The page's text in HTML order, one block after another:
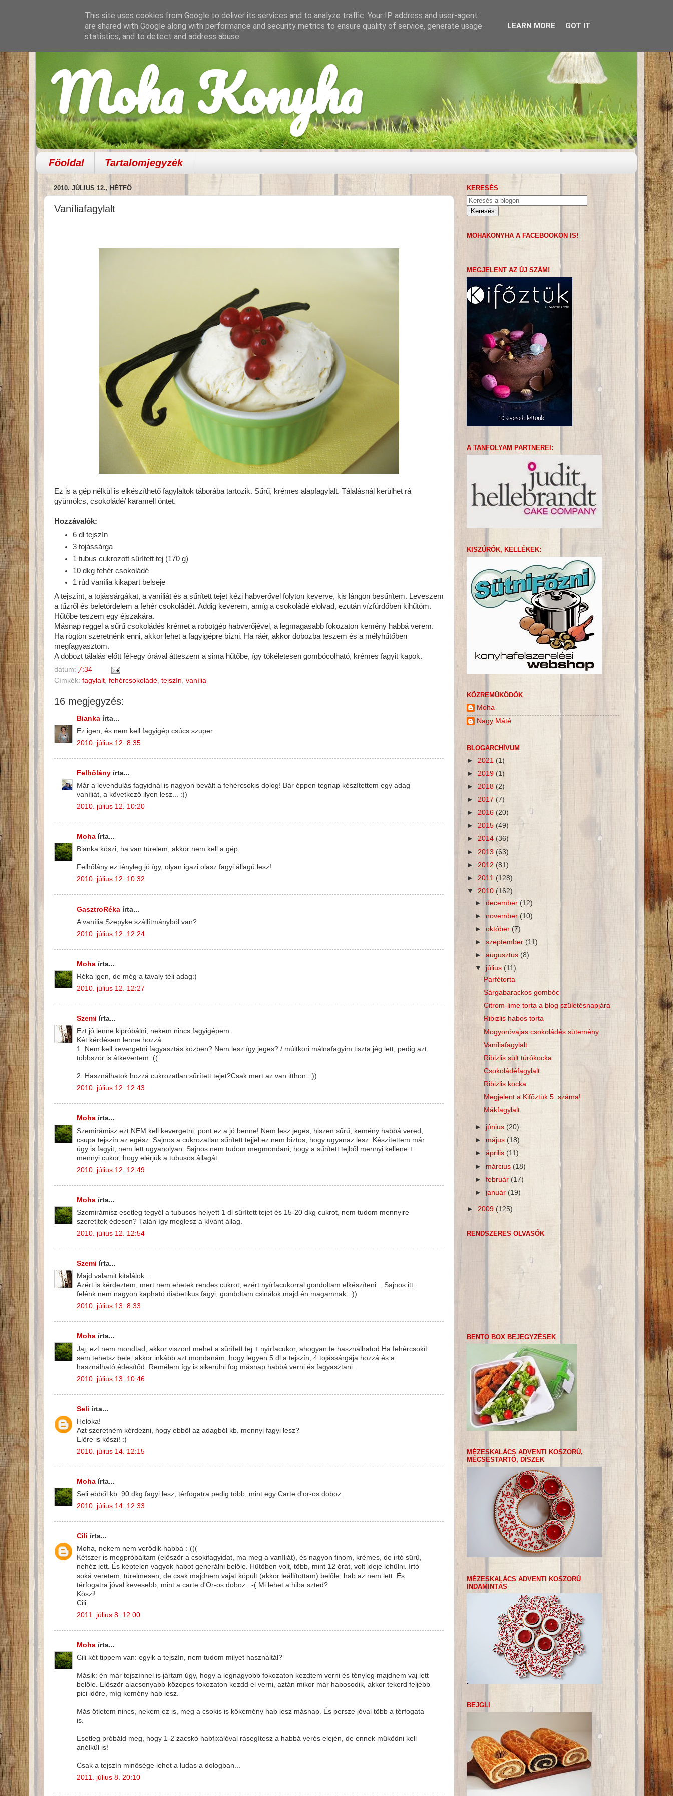
Moha Konyha
Főoldal Tartalomjegyzék
2010. JÚLIUS 12., HÉTFŐ
Vaníliafagylalt
Ez is a gép nélkül is elkészíthető fagylaltok táborába tartozik. Sűrű, krémes alapfagylalt. Tálalásnál kerülhet rá
gyümölcs, csokoládé/ karamell öntet.
Hozzávalók:
6 dl tejszín
3 tojássárga
1 tubus cukrozott sűrített tej (170 g)
10 dkg fehér csokoládé
1 rúd vanília kikapart belseje
A tejszínt, a tojássárgákat, a vaníliát és a sűrített tejet kézi habverővel folyton keverve, kis lángon besűrítem. Leveszem
a tűzről és beletördelem a fehér csokoládét. Addig keverem, amíg a csokoládé elolvad, ezután vízfürdőben kihűtöm.
Hűtőbe teszem egy éjszakára.
Másnap reggel a sűrű csokoládés krémet a robotgép habverőjével, a legmagasabb fokozaton kemény habbá verem.
Ha rögtön szeretnénk enni, akkor lehet a fagyigépre bízni. Ha ráér, akkor dobozba teszem és a mélyhűtőben
megfagyasztom.
A dobozt tálalás előtt fél-egy órával átteszem a sima hűtőbe, így tökéletesen gombócolható, krémes fagyit kapok.
dátum: 7:34
Címkék: fagylalt, fehércsokoládé, tejszín, vanília
16 megjegyzés:
Bianka írta...
Ez igen, és nem kell fagyigép csúcs szuper
2010. július 12. 8:35
Felhőlány írta...
Már a levendulás fagyidnál is nagyon bevált a fehércsokis dolog! Bár éppen tegnap készítettem egy adag
vaníliát, a következő ilyen lesz... :))
2010. július 12. 10:20
Moha írta...
Bianka köszi, ha van türelem, akkor nem kell a gép.
Felhőlány ez tényleg jó így, olyan igazi olasz fagyi állagú lesz!
2010. július 12. 10:32
GasztroRéka írta...
A vanília Szepyke szállítmányból van?
2010. július 12. 12:24
Moha írta...
Réka igen, de még a tavaly téli adag:)
2010. július 12. 12:27
Szemi írta...
Ezt jó lenne kipróbálni, nekem nincs fagyigépem.
Két kérdésem lenne hozzá:
1. Nem kell kevergetni fagyasztás közben? Nem lesz így jeges? / múltkori málnafagyim tiszta jég lett, pedig azt
többször is átkevertem :((
2. Használhatok hozzá cukrozatlan sűrített tejet?Csak mert az van itthon. :))
2010. július 12. 12:43
Moha írta...
Szemirámisz ezt NEM kell kevergetni, pont ez a jó benne! Nem lesz jeges, hiszen sűrű, kemény habbá vered,
csupa tejszín az egész. Sajnos a cukrozatlan sűrített tejjel ez nem biztos, hogy ugyanaz lesz. Készítettem már
úgy is fagyit, nem lett ugyanolyan. Sajnos nem tudom megmondani, hogy a sűrített tejből mennyi kellene +
mennyi cukor, hogy elérjük a tubusos állagát.
2010. július 12. 12:49
Moha írta...
Szemirámisz esetleg tegyél a tubusos helyett 1 dl sűrített tejet és 15-20 dkg cukrot, nem tudom mennyire
szeretitek édesen? Talán így meglesz a kívánt állag.
2010. július 12. 12:54
Szemi írta...
Majd valamit kitalálok...
Azért is kérdeztem, mert nem ehetek rendes cukrot, ezért nyírfacukorral gondoltam elkészíteni... Sajnos itt
felénk nem nagyon kapható diabetikus fagyi, gondoltam csinálok majd én magamnak. :))
2010. július 13. 8:33
Moha írta...
Jaj, ezt nem mondtad, akkor viszont mehet a sűrített tej + nyírfacukor, ahogyan te használhatod.Ha fehércsokit
sem tehetsz bele, akkor inkább azt mondanám, hogy legyen 5 dl a tejszín, 4 tojássárgája hozzá és a
használható édesítőd. Remélem így is sikerülni fog másnap habbá verni és fagyasztani.
2010. július 13. 10:46
Seli írta...
Heloka!
Azt szeretném kérdezni, hogy ebből az adagból kb. mennyi fagyi lesz?
Előre is köszi! :)
2010. július 14. 12:15
Moha írta...
Seli ebből kb. 90 dkg fagyi lesz, térfogatra pedig több, mint egy Carte d'or-os doboz.
2010. július 14. 12:33
Cili írta...
Moha, nekem nem verődik habbá :-(((
Kétszer is megpróbáltam (először a csokifagyidat, ma meg a vaníliát), és nagyon finom, krémes, de irtó sűrű,
nehéz lett. És képtelen vagyok habot generálni belőle. Hűtőben volt, több, mint 12 órát, volt ideje lehűlni. Irtó
soká veretem, türelmesen, de csak majdnem vajat köpült (akkor leállítottam) belőle, hab az nem lett. És
térfogatra jóval kevesebb, mint a carte d'Or-os doboz. :-( Mi lehet a hiba szted?
Köszi!
Cili
2011. július 8. 12:00
Moha írta...
Cili két tippem van: egyik a tejszín, nem tudom milyet használtál?
Másik: én már tejszínnel is jártam úgy, hogy a legnagyobb fokozaton kezdtem verni és tényleg majdnem vaj lett
belőle. Először alacsonyabb-közepes fokozaton kezdd el verni, aztán mikor már habosodik, akkor tekerd feljebb
pici időre, míg kemény hab lesz.
Más ötletem nincs, nekem ez is, meg a csokis is kőkemény hab lesz másnap. És persze jóval több a térfogata
is.
Esetleg próbáld meg, hogy 1-2 zacskó habfixálóval rásegítesz a habbá verés elején, de ennek működni kell
anélkül is!
Csak a tejszín minősége lehet a ludas a dologban...
2011. július 8. 20:10
KERESÉS
MOHAKONYHA A FACEBOOKON IS!
MEGJELENT AZ ÚJ SZÁM!
A TANFOLYAM PARTNEREI:
KISZÚRÓK, KELLÉKEK:
KÖZREMŰKÖDŐK
Moha
Nagy Máté
BLOGARCHÍVUM
► 2021 (1)
► 2019 (1)
► 2018 (2)
► 2017 (7)
► 2016 (20)
► 2015 (49)
► 2014 (36)
► 2013 (63)
► 2012 (81)
► 2011 (128)
▼ 2010 (162)
►december(12)
► november (10)
►október (7)
►szeptember(11)
►augusztus (8)
▼ július(11)
Parfétorta
Sárgabarackos gombóc
Citrom-lime torta a blog születésnapjára
Ribizlis habos torta
Mogyoróvajas csokoládés sütemény
Vaníliafagylalt
Ribizlis sült túrókocka
Csokoládéfagylalt
Ribizlis kocka
Megjelent a Kifőztük 5. száma!
Mákfagylalt
► június (20)
► május (18)
►április (11)
► március (18)
►február(17)
► január (19)
► 2009 (125)
RENDSZERES OLVASÓK
BENTO BOX BEJEGYZÉSEK
MÉZESKALÁCS ADVENTI KOSZORÚ,
MÉCSESTARTÓ, DÍSZEK
MÉZESKALÁCS ADVENTI KOSZORÚ
INDAMINTÁS
BEJGLI
This site uses cookies from Google to deliver its services and to analyze traffic. Your IP address and user-agent
are shared with Google along with performance and security metrics to ensure quality of service, generate usage
statistics, and to detect and address abuse.
LEARN MORE GOT IT